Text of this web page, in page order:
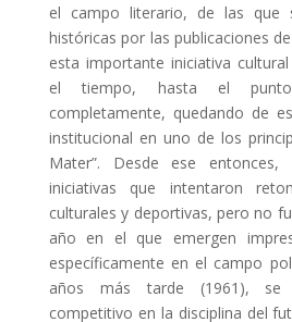
el campo literario, de las que
históricas por las publicaciones
esta importante iniciativa
el tiempo, hasta el punto
completamente, quedando de
institucional en uno de los
Mater”. Desde ese
iniciativas que intentaron
culturales y deportivas, pero no
año en el que emergen
específicamente en el campo
años más tarde (1961),
competitivo en la disciplina del